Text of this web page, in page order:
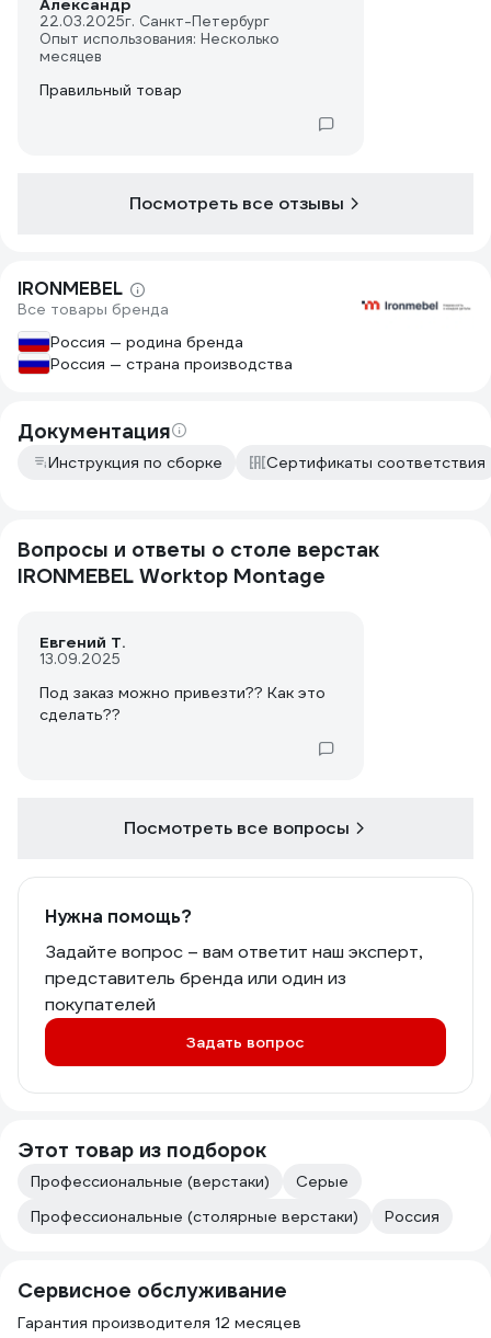
Александр
22.03.2025г. Санкт-Петербург
Опыт использования: Несколько
месяцев
Правильный товар
Посмотреть все отзывы
IRONMEBEL
Все товары бренда
Россия — родина бренда
Россия — страна производства
Документация
Инструкция по сборке Сертификаты соответствия
Вопросы и ответы о столе верстак
IRONMEBEL Worktop Montage
Евгений Т.
13.09.2025
Под заказ можно привезти?? Как это
сделать??
Посмотреть все вопросы
Нужна помощь?
Задайте вопрос – вам ответит наш эксперт,
представитель бренда или один из
покупателей
Задать вопрос
Этот товар из подборок
Профессиональные (верстаки)
Серые
Профессиональные (столярные верстаки)
Россия
Сервисное обслуживание
Гарантия производителя 12 месяцев